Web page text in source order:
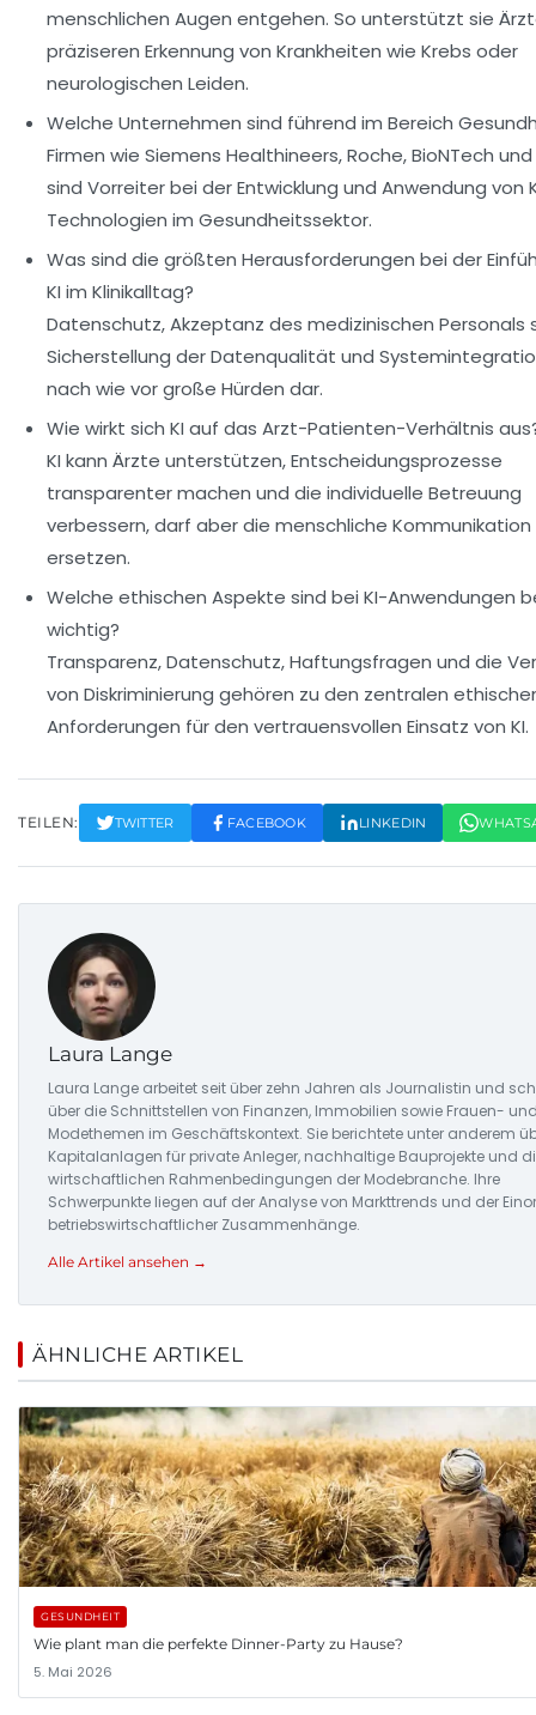
menschlichen Augen entgehen. So unterstützt sie
präziseren Erkennung von Krankheiten wie Krebs oder
neurologischen Leiden.
Welche Unternehmen sind führend im Bereich
Firmen wie Siemens Healthineers, Roche, BioNTech
sind Vorreiter bei der Entwicklung und Anwendung von
Technologien im Gesundheitssektor.
Was sind die größten Herausforderungen bei der
KI im Klinikalltag?
Datenschutz, Akzeptanz des medizinischen Personals
Sicherstellung der Datenqualität und
nach wie vor große Hürden dar.
Wie wirkt sich KI auf das Arzt-Patienten-Verhältnis
KI kann Ärzte unterstützen, Entscheidungsprozesse
transparenter machen und die individuelle Betreuung
verbessern, darf aber die menschliche
ersetzen.
Welche ethischen Aspekte sind bei KI-Anwendungen
wichtig?
Transparenz, Datenschutz, Haftungsfragen und die
von Diskriminierung gehören zu den zentralen
Anforderungen für den vertrauensvollen Einsatz von KI.
TEILEN: TWITTER FACEBOOK LINKEDIN
Laura Lange
Laura Lange arbeitet seit über zehn Jahren als Journalistin und
über die Schnittstellen von Finanzen, Immobilien sowie Frauen-
Modethemen im Geschäftskontext. Sie berichtete unter anderem
Kapitalanlagen für private Anleger, nachhaltige Bauprojekte und
wirtschaftlichen Rahmenbedingungen der Modebranche. Ihre
Schwerpunkte liegen auf der Analyse von Markttrends und der
betriebswirtschaftlicher Zusammenhänge.
Alle Artikel ansehen →
ÄHNLICHE ARTIKEL
GESUNDHEIT
Wie plant man die perfekte Dinner-Party zu Hause?
5. Mai 2026